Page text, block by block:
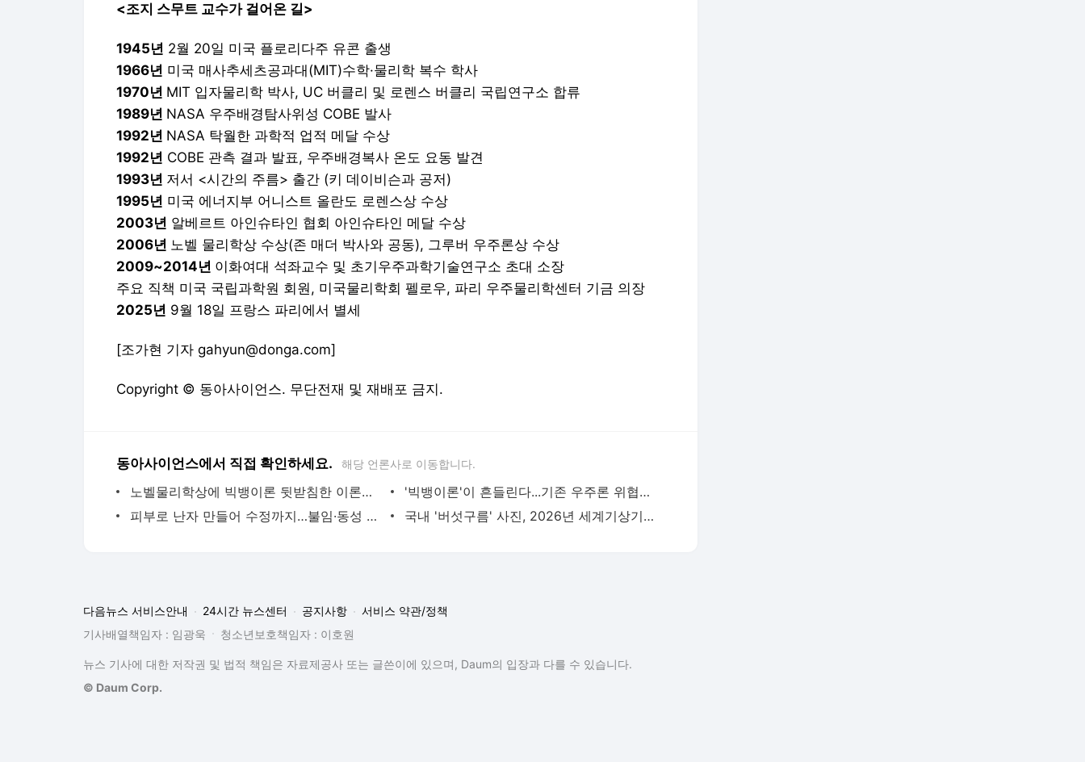
<조지 스무트 교수가 걸어온 길>
1945년 2월 20일 미국 플로리다주 유콘 출생
1966년 미국 매사추세츠공과대(MIT)수학·물리학 복수 학사
1970년 MIT 입자물리학 박사, UC 버클리 및 로렌스 버클리 국립연구소 합류
1989년 NASA 우주배경탐사위성 COBE 발사
1992년 NASA 탁월한 과학적 업적 메달 수상
1992년 COBE 관측 결과 발표, 우주배경복사 온도 요동 발견
1993년 저서 <시간의 주름> 출간 (키 데이비슨과 공저)
1995년 미국 에너지부 어니스트 올란도 로렌스상 수상
2003년 알베르트 아인슈타인 협회 아인슈타인 메달 수상
2006년 노벨 물리학상 수상(존 매더 박사와 공동), 그루버 우주론상 수상
2009~2014년 이화여대 석좌교수 및 초기우주과학기술연구소 초대 소장
주요 직책 미국 국립과학원 회원, 미국물리학회 펠로우, 파리 우주물리학센터 기금 의장
2025년 9월 18일 프랑스 파리에서 별세
[조가현 기자 gahyun@donga.com]
Copyright © 동아사이언스. 무단전재 및 재배포 금지.
동아사이언스에서 직접 확인하세요. 해당 언론사로 이동합니다.
노벨물리학상에 빅뱅이론 뒷받침한 이론가·외계행성 발견한 과학자들(종합)
'빅뱅이론'이 흔들린다...기존 우주론 위협하는 연구들
피부로 난자 만들어 수정까지…불임·동성 임신 가능해지나
국내 '버섯구름' 사진, 2026년 세계기상기구 달력에 실린다
다음뉴스 서비스안내 24시간 뉴스센터 공지사항
서비스 약관/정책
기사배열책임자 : 임광욱
청소년보호책임자 : 이호원
뉴스 기사에 대한 저작권 및 법적 책임은 자료제공사 또는 글쓴이에 있으며, Daum의 입장과 다를 수 있습니다.
© Daum Corp.